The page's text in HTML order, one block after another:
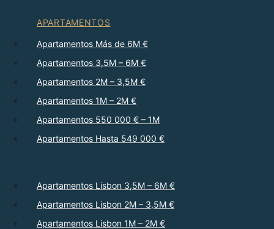
APARTAMENTOS
Apartamentos Más de 6M €
Apartamentos 3,5M – 6M €
Apartamentos 2M – 3,5M €
Apartamentos 1M – 2M €
Apartamentos 550 000 € – 1M
Apartamentos Hasta 549 000 €
Apartamentos Lisbon 3,5M – 6M €
Apartamentos Lisbon 2M – 3,5M €
Apartamentos Lisbon 1M – 2M €